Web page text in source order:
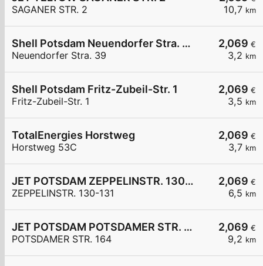
10,7 km
SAGANER STR. 2
2,069 €
3,2 km
Shell Potsdam Neuendorfer Stra. 39
Neuendorfer Stra. 39
2,069 €
3,5 km
Shell Potsdam Fritz-Zubeil-Str. 1
Fritz-Zubeil-Str. 1
2,069 €
3,7 km
TotalEnergies Horstweg
Horstweg 53C
2,069 €
6,5 km
JET POTSDAM ZEPPELINSTR. 130-131
ZEPPELINSTR. 130-131
2,069 €
9,2 km
JET POTSDAM POTSDAMER STR. 164
POTSDAMER STR. 164